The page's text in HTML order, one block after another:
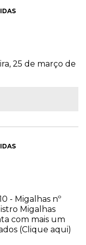
25 de março de
- Migalhas nº
Migalhas
com mais um
(Clique aqui)